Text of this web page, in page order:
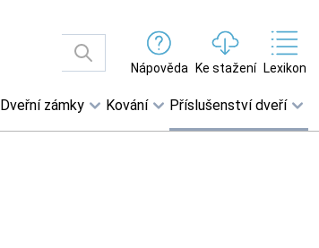
Nápověda
Ke stažení Lexikon
Dveřní zámky Kování Příslušenství dveří